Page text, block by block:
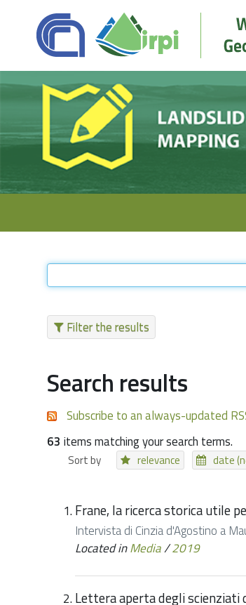
Filter the results
Search results
Subscribe to an always-updated
63 items matching your search terms.
Sort by relevance date
Frane, la ricerca storica utile
Intervista di Cinzia d'Agostino a
Located inMedia/2019
Lettera aperta degli scienziati